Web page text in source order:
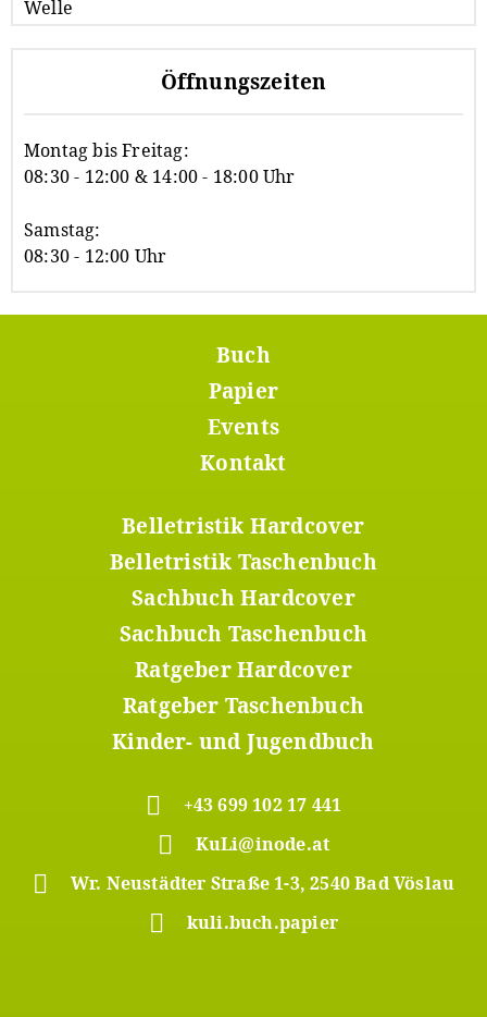
Öffnungszeiten
Montag bis Freitag:
08:30 - 12:00 & 14:00 - 18:00 Uhr
Samstag:
08:30 - 12:00 Uhr
Buch
Papier
Events
Kontakt
Belletristik Hardcover
Belletristik Taschenbuch
Sachbuch Hardcover
Sachbuch Taschenbuch
Ratgeber Hardcover
Ratgeber Taschenbuch
Kinder- und Jugendbuch
+43 699 102 17 441
KuLi@inode.at
Wr. Neustädter Straße 1-3, 2540 Bad Vöslau
kuli.buch.papier